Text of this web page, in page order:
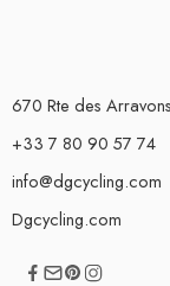
670 Rte des
+33 7 80 90 57 74
info@dgcycling.com
Dgcycling.com